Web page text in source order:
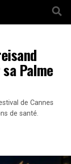
Palme
de Cannes
de santé.